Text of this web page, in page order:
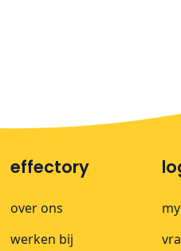
effectory
over ons
werken bij